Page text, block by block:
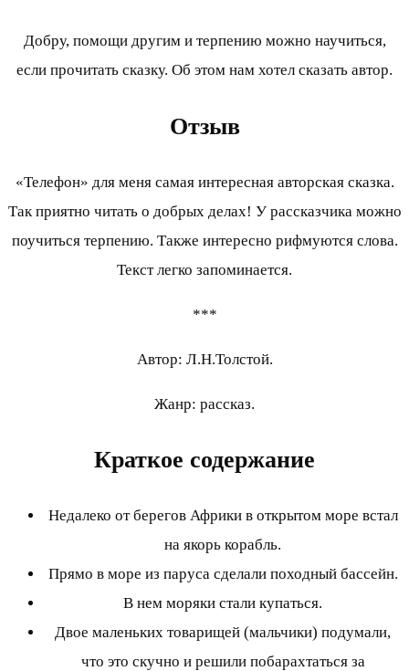
Добру, помощи другим и терпению можно научиться,
если прочитать сказку. Об этом нам хотел сказать автор.
Отзыв
«Телефон» для меня самая интересная авторская сказка.
Так приятно читать о добрых делах! У рассказчика можно
поучиться терпению. Также интересно рифмуются слова.
Текст легко запоминается.
***
Автор: Л.Н.Толстой.
Жанр: рассказ.
Краткое содержание
Недалеко от берегов Африки в открытом море встал
на якорь корабль.
Прямо в море из паруса сделали походный бассейн.
В нем моряки стали купаться.
Двое маленьких товарищей (мальчики) подумали,
что это скучно и решили побарахтаться за